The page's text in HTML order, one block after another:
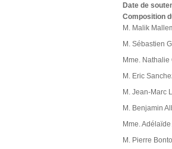
Date de
Composition
M. Malik
M. Sébastien
Mme.
M. Eric
M. Jean-Marc
M. Benjamin
Mme.
M. Pierre